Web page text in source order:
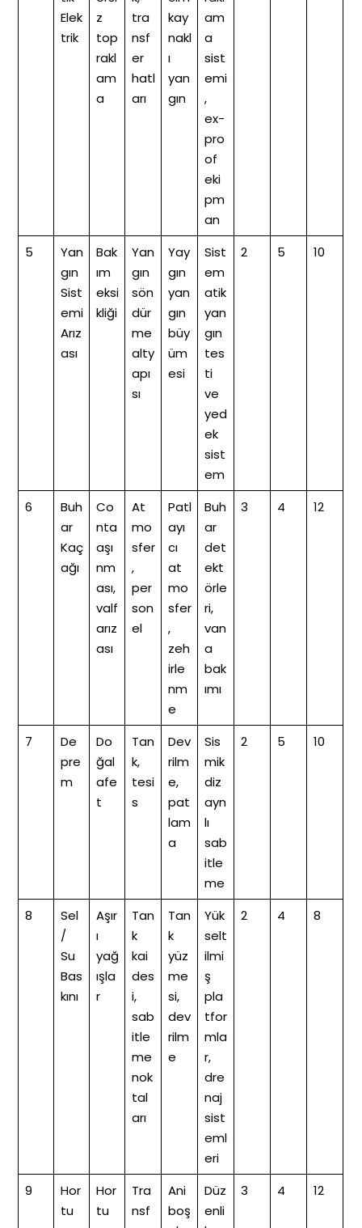
Elek
trik
z
top
rakl
am
a
tra
nsf
er
hatl
arı
kay
nakl
ı
yan
gın
am
a
sist
emi
,
ex-
pro
of
eki
pm
an
5
Yan
gın
Sist
emi
Arız
ası
Bak
ım
eksi
kliği
Yan
gın
sön
dür
me
alty
apı
sı
Yay
gın
yan
gın
büy
üm
esi
Sist
em
atik
yan
gın
tes
ti
ve
yed
ek
sist
em
2 5 10
6
Buh
ar
Kaç
ağı
Co
nta
aşı
nm
ası,
valf
arız
ası
At
mo
sfer
,
per
son
el
Patl
ayı
cı
at
mo
sfer
,
zeh
irle
nm
e
Buh
ar
det
ekt
örle
ri,
van
a
bak
ımı
3 4 12
7
De
pre
m
Do
ğal
afe
t
Tan
k,
tesi
s
Dev
rilm
e,
pat
lam
a
Sis
mik
diz
ayn
lı
sab
itle
me
2 5 10
8
Sel
/
Su
Bas
kını
Aşır
ı
yağ
ışla
r
Tan
k
kai
des
i,
sab
itle
me
nok
tal
arı
Tan
k
yüz
me
si,
dev
rilm
e
Yük
selt
ilmi
ş
pla
tfor
mla
r,
dre
naj
sist
eml
eri
2 4 8
9
Hor
tu
Hor
tu
Tra
nsf
Ani
boş
Düz
enli
3 4 12